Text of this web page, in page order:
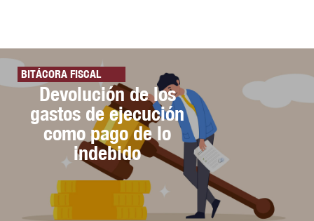
BITÁCORA FISCAL
Devolución de los
gastos de ejecución
como pago de lo
indebido